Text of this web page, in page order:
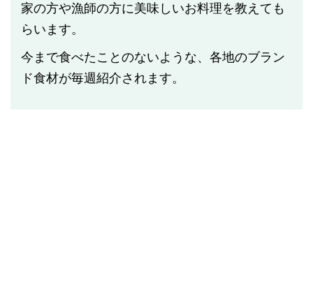
家の方や漁師の方に美味しいお料理を教えても
らいます。
今まで食べたことのないような、各地のブラン
ド食材が毎週紹介されます。